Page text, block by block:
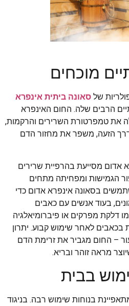
מוכחים
של סאונה ביתית אינפרא
הרבים שלה. החום האינפרא
את טמפרטורת השרירים והרקמות,
הזעה, משפר את מחזור הדם
אדום מסייעת בהרפיית שרירים
הגמישות ומפחיתה מתחים
בסאונה אינפרא אדום כדי
בעוד אנשים עם כאבים
דלקת מפרקים או פיברומיאלגיה
לאחר שימוש קבוע. יתרון
– החום מגביר את זרימת הדם
מראה זוהר ובריא.
בבית
בנוחות שימוש רבה. בניגוד